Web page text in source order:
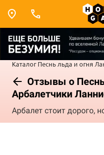
Каталог Песнь льда и огня
Отзывы о
Арбалетчики
Арбалет стоит дорого,